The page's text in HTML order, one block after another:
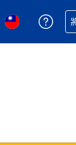
用的幣別. 您現
選擇您使用的
取